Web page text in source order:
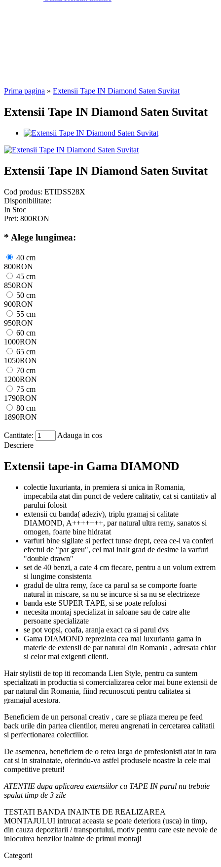
Prima pagina » Extensii Tape IN Diamond Saten Suvitat
Extensii Tape IN Diamond Saten Suvitat
Extensii Tape IN Diamond Saten Suvitat
Cod produs: ETIDSS28X
Disponibilitate:
In Stoc
Pret: 800RON
* Alege lungimea:
40 cm
800RON
45 cm
850RON
50 cm
900RON
55 cm
950RON
60 cm
1000RON
65 cm
1050RON
70 cm
1200RON
75 cm
1790RON
80 cm
1890RON
Cantitate:
Adauga in cos
Descriere
Extensii tape-in Gama DIAMOND
colectie luxurianta, in premiera si unica in Romania,
impecabila atat din punct de vedere calitativ, cat si cantitativ al
parului folosit
extensii cu banda( adeziv), triplu gramaj si calitate
DIAMOND, A+++++++, par natural ultra remy, sanatos si
omogen, foarte bine hidratat
varfuri bine sigilate si perfect tunse drept, ceea ce-i va conferi
efectul de "par greu", cel mai inalt grad de desime la varfuri
"double drawn"
set de 40 benzi, a cate 4 cm fiecare, pentru a un volum extrem
si lungime consistenta
gradul de ultra remy, face ca parul sa se comporte foarte
natural in miscare, sa nu se incurce si sa nu se electrizeze
banda este SUPER TAPE, si se poate refolosi
necesita montaj specializat in saloane sau de catre alte
persoane specializate
se pot vopsi, coafa, aranja exact ca si parul dvs
Gama DIAMOND reprezinta cea mai luxurianta gama in
materie de extensii de par natural din Romania , adresata chiar
si celor mai exigenti clienti.
Hair stylistii de top iti recomanda Lien Style, pentru ca suntem
specializati in productia si comercializarea celor mai bune extensii de
par natural din Romania, fiind recunoscuti pentru calitatea si
gramajul acestora.
Beneficiem de un personal creativ , care se pliaza mereu pe feed
back urile din partea clientilor, mereu angrenati in cercetarea calitatii
si perfectionarea colectiilor.
De asemenea, beneficiem de o retea larga de profesionisti atat in tara
cat si in strainatate, oferindu-va astfel produsele noastre la cele mai
competitive preturi!
ATENTIE dupa aplicarea extensiilor cu TAPE IN parul nu trebuie
spalat timp de 3 zile
TESTATI BANDA INAINTE DE REALIZAREA
MONTAJULUI intrucat aceasta se poate deteriora (usca) in timp,
din cauza depozitarii / transportului, motiv pentru care este nevoie de
inlocuirea benzilor inainte de primul montaj!
Categorii